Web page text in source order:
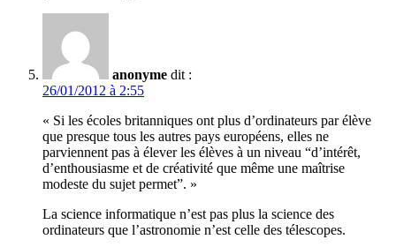
anonyme dit :
26/01/2012 à 2:55
« Si les écoles britanniques ont plus d’ordinateurs par élève
que presque tous les autres pays européens, elles ne
parviennent pas à élever les élèves à un niveau “d’intérêt,
d’enthousiasme et de créativité que même une maîtrise
modeste du sujet permet”. »
La science informatique n’est pas plus la science des
ordinateurs que l’astronomie n’est celle des télescopes.